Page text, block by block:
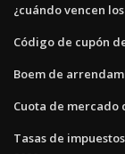
¿cuándo vencen
Código de cupón
Boem de
Cuota de
Tasas de